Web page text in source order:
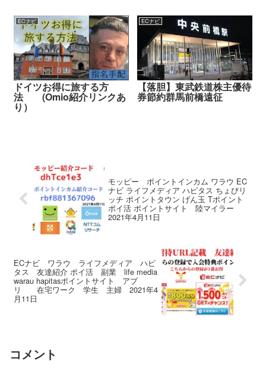
ECナビ
ドイツお得に旅する方
法 (Omio紹介リンクあ
り）
ECナビ
【落胆】東武鉄道株主優待
券節約群馬前橋遠征
モッピー ポイントインカム ワラウ EC
ナビ ライフメディア ハピタス ちょびリ
ッチ ポイントタウン げん玉 Tポイント
ポイ活 ポイントサイト 陸マイラー
2021年4月11日
ECナビ ワラウ ライフメディア ハピ
タス 友達紹介 ポイ活 副業 life media
warau hapitasポイントサイト アプ
リ 在宅ワーク 学生 主婦 2021年4
月11日
コメント